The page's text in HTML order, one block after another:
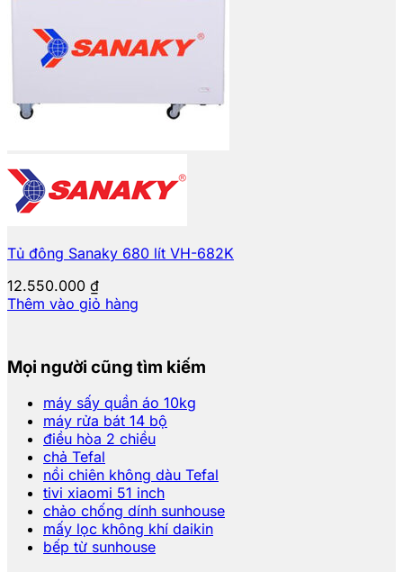
Tủ đông Sanaky 680 lít VH-682K
12.550.000 ₫
Thêm vào giỏ hàng
Mọi người cũng tìm kiếm
máy sấy quần áo 10kg
máy rửa bát 14 bộ
điều hòa 2 chiều
chả Tefal
nồi chiên không dàu Tefal
tivi xiaomi 51 inch
chảo chống dính sunhouse
mấy lọc không khí daikin
bếp từ sunhouse